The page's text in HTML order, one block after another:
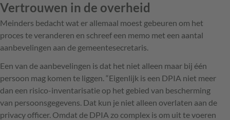
Vertrouwen in de overheid
Meinders bedacht wat er allemaal moest gebeuren om het
proces te veranderen en schreef een memo met een aantal
aanbevelingen aan de gemeentesecretaris.
Een van de aanbevelingen is dat het niet alleen maar bij één
persoon mag komen te liggen. “Eigenlijk is een DPIA niet meer
dan een risico-inventarisatie op het gebied van bescherming
van persoonsgegevens. Dat kun je niet alleen overlaten aan de
privacy officer. Omdat de DPIA zo complex is om uit te voeren